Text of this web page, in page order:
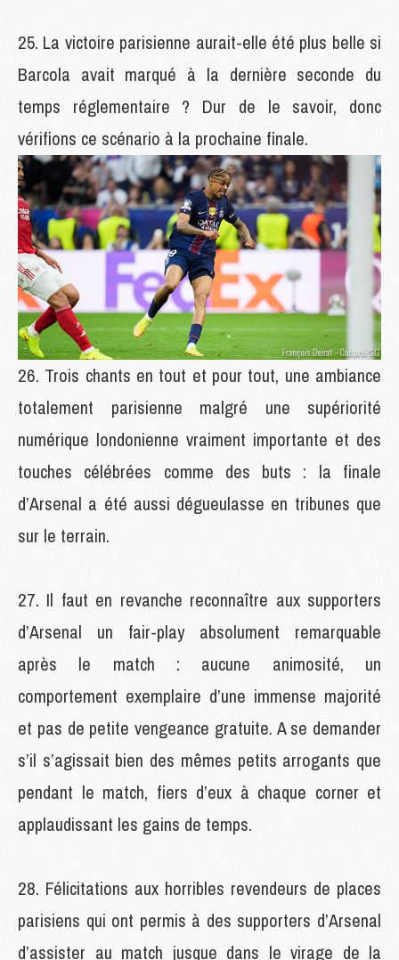
La victoire parisienne aurait-elle été plus belle si
Barcola avait marqué à la dernière seconde du
temps réglementaire ? Dur de le savoir, donc
vérifions ce scénario à la prochaine finale.
Trois chants en tout et pour tout, une ambiance
totalement parisienne malgré une supériorité
numérique londonienne vraiment importante et des
touches célébrées comme des buts : la finale
d’Arsenal a été aussi dégueulasse en tribunes que
sur le terrain.
Il faut en revanche reconnaître aux supporters
d’Arsenal un fair-play absolument remarquable
après le match : aucune animosité, un
comportement exemplaire d’une immense majorité
et pas de petite vengeance gratuite. A se demander
s’il s’agissait bien des mêmes petits arrogants que
pendant le match, fiers d’eux à chaque corner et
applaudissant les gains de temps.
Félicitations aux horribles revendeurs de places
parisiens qui ont permis à des supporters d’Arsenal
d’assister au match jusque dans le virage de la